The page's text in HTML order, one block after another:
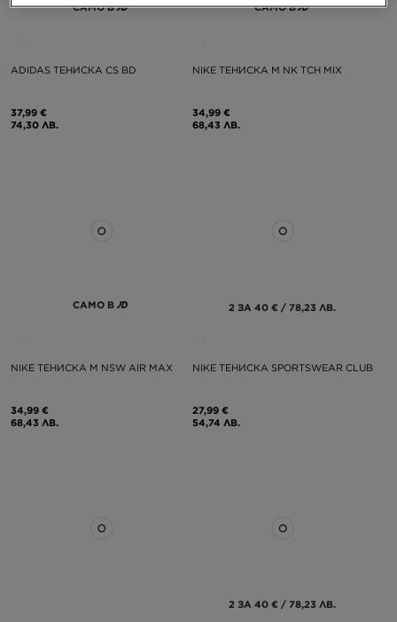
САМО В
ADIDAS ТЕНИСКА CS BD
37,99 €
74,30 ЛВ.
САМО В
NIKE ТЕНИСКА M NK TCH MIX
34,99 €
68,43 ЛВ.
САМО В
NIKE ТЕНИСКА M NSW AIR MAX
34,99 €
68,43 ЛВ.
2 ЗА 40 € / 78,23 ЛВ.
NIKE ТЕНИСКА SPORTSWEAR CLUB
27,99 €
54,74 ЛВ.
2 ЗА 40 € / 78,23 ЛВ.